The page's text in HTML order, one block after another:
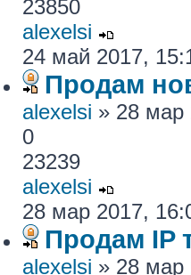
23850
alexelsi
24 май 2017,
Продам
alexelsi » 28
0
23239
alexelsi
28 мар 2017,
Продам IP
alexelsi » 28